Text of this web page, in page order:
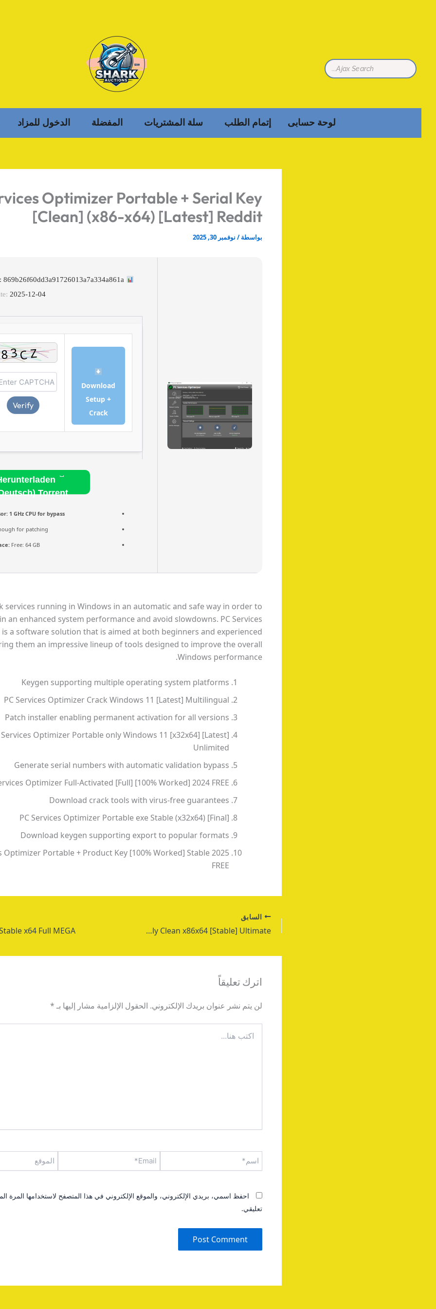
لوحة حسابى إتمام الطلب سلة المشتريات المفضلة الدخول للمزاد
Optimizer Portable + Serial Key
[Clean] (x86-x64) [Latest] Reddit
بواسطة / نوفمبر 30, 2025
2025-12-04
Download
Setup +
Crack
Verify
Torrent
1 GHz CPU for bypass
for patching
Free: 64 GB
services running in Windows in an automatic and safe way in order to
an enhanced system performance and avoid slowdowns. PC Services
a software solution that is aimed at both beginners and experienced
them an impressive lineup of tools designed to improve the overall
Windows performance.
Keygen supporting multiple operating system platforms
PC Services Optimizer Crack Windows 11 [Latest] Multilingual
Patch installer enabling permanent activation for all versions
Services Optimizer Portable only Windows 11 [x32x64] [Latest]
Unlimited
Generate serial numbers with automatic validation bypass
Optimizer Full-Activated [Full] [100% Worked] 2024 FREE
Download crack tools with virus-free guarantees
PC Services Optimizer Portable exe Stable (x32x64) [Final]
Download keygen supporting export to popular formats
Optimizer Portable + Product Key [100% Worked] Stable 2025
FREE
السابق
EarthView Portable only Clean x86x64 [Stable] Ultimate
اترك تعليقاً
لن يتم نشر عنوان بريدك الإلكتروني. الحقول الإلزامية مشار إليها بـ *
هنا...
اسم* Email* الموقع
احفظ اسمي، بريدي الإلكتروني، والموقع الإلكتروني في هذا المتصفح لاستخدامها المرة
تعليقي.